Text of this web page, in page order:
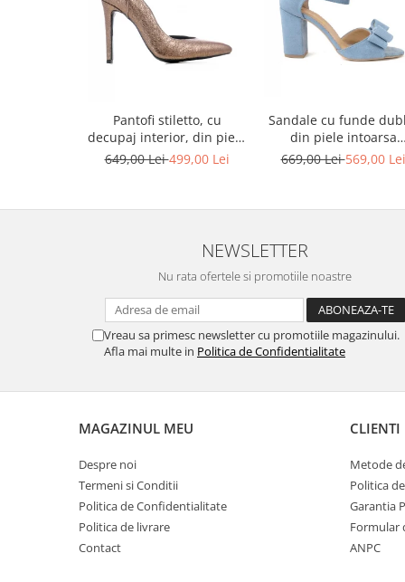
Pantofi stiletto, cu
decupaj interior, din piele
bronz
649,00 Lei499,00 Lei
Sandale cu funde
din piele intoarsa
albastru deschis
669,00 Lei569,00 Lei
NEWSLETTER
Nu rata ofertele si promotiile noastre
Vreau sa primesc newsletter cu promotiile magazinului.
Afla mai multe in Politica de Confidentialitate
MAGAZINUL MEU
Despre noi
Termeni si Conditii
Politica de Confidentialitate
Politica de livrare
Contact
CLIENTI
Metode
Politica
Garantia
Formular
ANPC